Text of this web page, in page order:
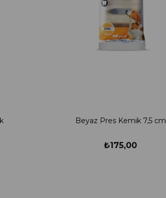
Beyaz Pres Kemik 7,5 cm
₺175,00